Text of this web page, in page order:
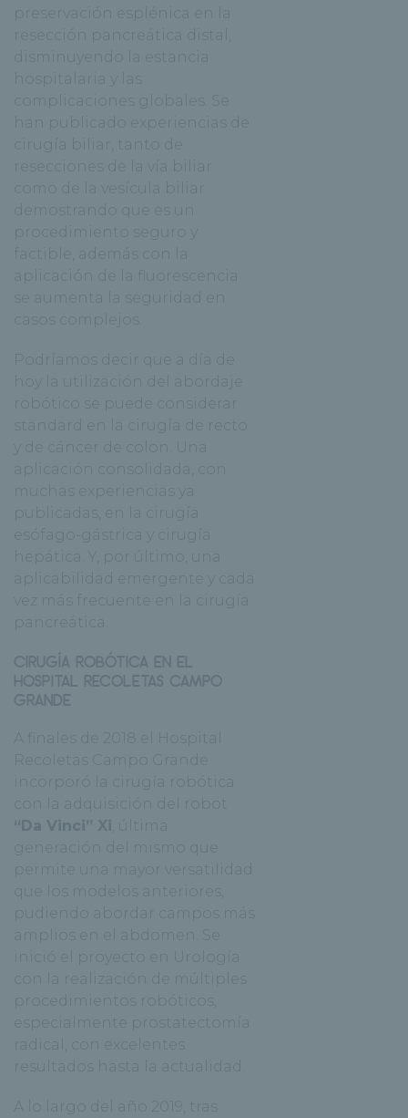
preservación esplénica en la
resección pancreática distal,
disminuyendo la estancia
hospitalaria y las
complicaciones globales. Se
han publicado experiencias de
cirugía biliar, tanto de
resecciones de la vía biliar
como de la vesícula biliar
demostrando que es un
procedimiento seguro y
factible, además con la
aplicación de la fluorescencia
se aumenta la seguridad en
casos complejos.
Podríamos decir que a día de
hoy la utilización del abordaje
robótico se puede considerar
standard en la cirugía de recto
y de cáncer de colon. Una
aplicación consolidada, con
muchas experiencias ya
publicadas, en la cirugía
esófago-gástrica y cirugía
hepática. Y, por último, una
aplicabilidad emergente y cada
vez más frecuente en la cirugía
pancreática.
CIRUGÍA ROBÓTICA EN EL
HOSPITAL RECOLETAS CAMPO
GRANDE
A finales de 2018 el Hospital
Recoletas Campo Grande
incorporó la cirugía robótica
con la adquisición del robot
“Da Vinci” Xi
, última
generación del mismo que
permite una mayor versatilidad
que los modelos anteriores,
pudiendo abordar campos más
amplios en el abdomen. Se
inició el proyecto en Urología
con la realización de múltiples
procedimientos robóticos,
especialmente prostatectomía
radical, con excelentes
resultados hasta la actualidad.
A lo largo del año 2019, tras